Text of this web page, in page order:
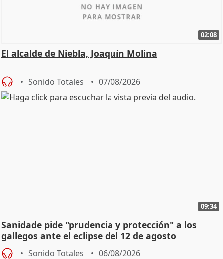
02:08
El alcalde de Niebla, Joaquín Molina
Sonido Totales 07/08/2026
09:34
Sanidade pide "prudencia y protección" a los
gallegos ante el eclipse del 12 de agosto
Sonido Totales 06/08/2026